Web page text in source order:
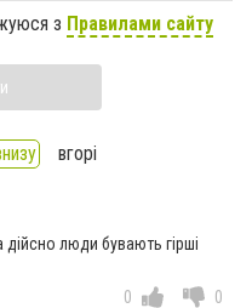
з Правилами сайту
вгорі
люди бувають гірші
0 0